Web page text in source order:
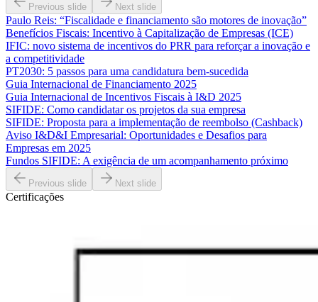
Previous slide Next slide
Paulo Reis: “Fiscalidade e financiamento são motores de inovação”
Benefícios Fiscais: Incentivo à Capitalização de Empresas (ICE)
IFIC: novo sistema de incentivos do PRR para reforçar a inovação e
a competitividade
PT2030: 5 passos para uma candidatura bem-sucedida
Guia Internacional de Financiamento 2025
Guia Internacional de Incentivos Fiscais à I&D 2025
SIFIDE: Como candidatar os projetos da sua empresa
SIFIDE: Proposta para a implementação de reembolso (Cashback)
Aviso I&D&I Empresarial: Oportunidades e Desafios para
Empresas em 2025
Fundos SIFIDE: A exigência de um acompanhamento próximo
Previous slide Next slide
Certificações